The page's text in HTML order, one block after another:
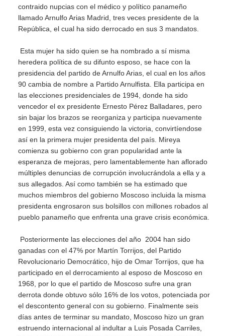
contraido nupcias con el médico y político panameño
llamado Arnulfo Arias Madrid, tres veces presidente de la
República, el cual ha sido derrocado en sus 3 mandatos.
Esta mujer ha sido quien se ha nombrado a sí misma
heredera política de su difunto esposo, se hace con la
presidencia del partido de Arnulfo Arias, el cual en los años
90 cambia de nombre a Partido Arnulfista. Ella participa en
las elecciones presidenciales de 1994, donde ha sido
vencedor el ex presidente Ernesto Pérez Balladares, pero
sin bajar los brazos se reorganiza y participa nuevamente
en 1999, esta vez consiguiendo la victoria, convirtíendose
así en la primera mujer presidenta del país. Mireya
comienza su gobierno con gran popularidad ante la
esperanza de mejoras, pero lamentablemente han aflorado
múltiples denuncias de corrupción involucrándola a ella y a
sus allegados. Así como también se ha estimado que
muchos miembros del gobierno Moscoso incluida la misma
presidenta engrosaron sus bolsillos con millones robados al
pueblo panameño que enfrenta una grave crisis económica.
Posteriormente las elecciones del año 2004 han sido
ganadas con el 47% por Martín Torrijos, del Partido
Revolucionario Democrático, hijo de Omar Torrijos, que ha
participado en el derrocamiento al esposo de Moscoso en
1968, por lo que el partido de Moscoso sufre una gran
derrota donde obtuvo sólo 16% de los votos, potenciada por
el descontento general con su gobierno. Finalmente seis
días antes de terminar su mandato, Moscoso hizo un gran
estruendo internacional al indultar a Luis Posada Carriles,